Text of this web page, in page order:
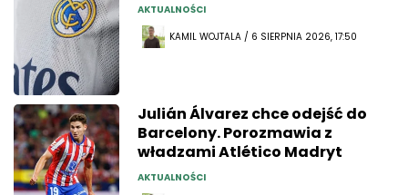
AKTUALNOŚCI
KAMIL WOJTALA / 6 SIERPNIA 2026, 17:50
Julián Álvarez chce odejść do
Barcelony. Porozmawia z
władzami Atlético Madryt
AKTUALNOŚCI